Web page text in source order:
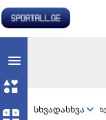
სხვადასხვა